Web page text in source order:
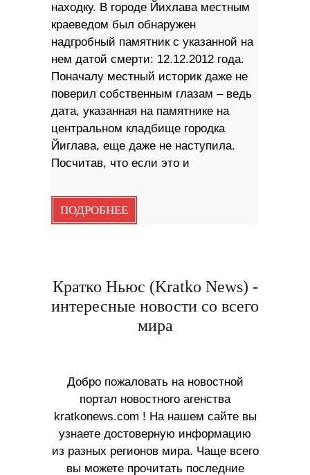
находку. В городе Йихлава местным
краеведом был обнаружен
надгробный памятник с указанной на
нем датой смерти: 12.12.2012 года.
Поначалу местный историк даже не
поверил собственным глазам – ведь
дата, указанная на памятнике на
центральном кладбище городка
Йиглава, еще даже не наступила.
Посчитав, что если это и
ПОДРОБНЕЕ
Кратко Ньюс (Kratko News) -
интересные новости со всего
мира
Добро пожаловать на новостной
портал новостного агенства
kratkonews.com ! На нашем сайте вы
узнаете достоверную информацию
из разных регионов мира. Чаще всего
вы можете прочитать последние